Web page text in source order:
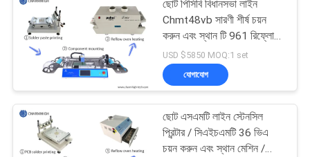
কারখানা
ভ্রমণ
মান
নিয়ন্ত্রণ
শ্রীমতি উত্পাদন লাইন
ছোট পিসিবি বিধানসভা লাইন
Chmt48vb সারণী শীর্ষ চয়ন
করুন এবং স্থান টি 961 রিফ্লো
ওভেন
USD $5850 MOQ:1 set
যোগাযোগ
ছোট এসএমটি লাইন স্টেনসিল
প্রিন্টার / সিএইচএমটি 36 ভিএ
চয়ন করুন এবং স্থান মেশিন /